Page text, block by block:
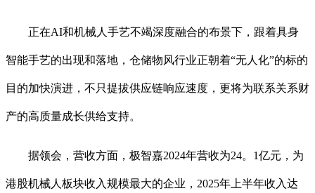
正在AI和机械人手艺不竭深度融合的布景下，跟着具身
智能手艺的出现和落地，仓储物风行业正朝着“无人化”的标的
目的加快演进，不只提拔供应链响应速度，更将为联系关系财
产的高质量成长供给支持。
据领会，营收方面，极智嘉2024年营收为24。1亿元，为
港股机械人板块收入规模最大的企业，2025年上半年收入达